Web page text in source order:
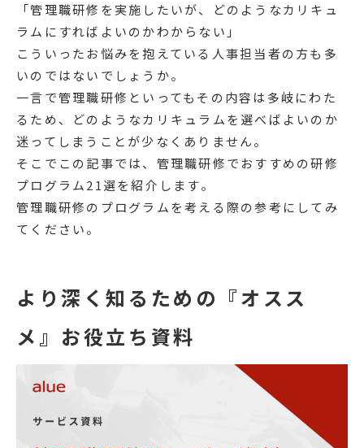
「管理職研修を実施したいが、どのようなカリキュ
ラムにすればよいのかわからない」
こういったお悩みを抱えている人事担当者の方も多
いのではないでしょうか。
一言で管理職研修といってもその内容は多岐にわた
るため、どのようなカリキュラムを選べばよいのか
迷ってしまうことが少なくありません。
そこでこの記事では、管理職研修でおすすめの研修
プログラム21選を紹介します。
管理職研修のプログラムを考える際の参考にしてみ
てください。
より深く知るための『オスス
メ』お役立ち資料